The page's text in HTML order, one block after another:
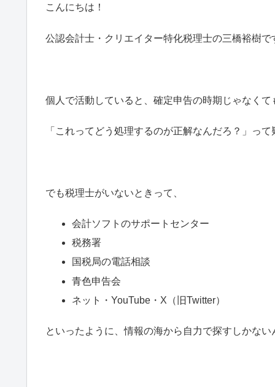
こんにちは！
公認会計士・クリエイター特化税理士の三橋裕樹で
個人で活動していると、確定申告の時期じゃなくて
「これってどう処理するのが正解なんだろ？」っ
でも税理士がいないときって、
会計ソフトのサポートセンター
税務署
国税局の電話相談
青色申告会
ネット・YouTube・X（旧Twitter）
といったように、情報の海から自力で探すしかない